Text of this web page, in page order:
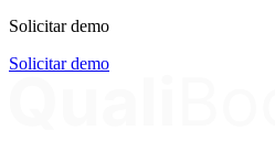
Solicitar demo
Solicitar demo